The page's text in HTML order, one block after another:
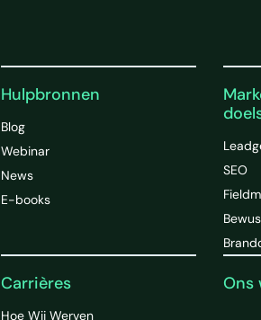
Hulpbronnen
Blog
Webinar
News
E-books
Carrières
Hoe Wij Werven
SEO
Ons